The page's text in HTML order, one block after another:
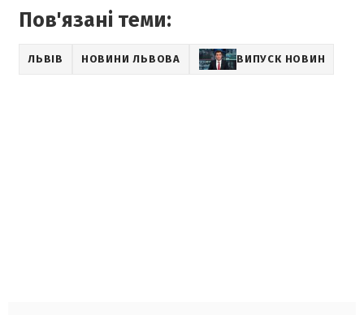
Пов'язані теми:
ЛЬВІВ НОВИНИ ЛЬВОВА ВИПУСК НОВИН